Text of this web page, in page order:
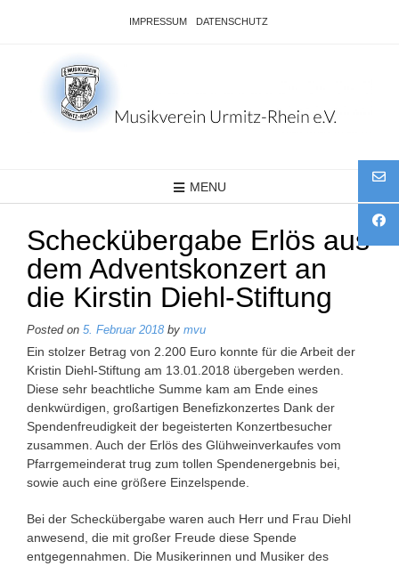
IMPRESSUM DATENSCHUTZ
MENU
Scheckübergabe Erlös aus
dem Adventskonzert an
die Kirstin Diehl-Stiftung
Posted on 5. Februar 2018 by mvu
Ein stolzer Betrag von 2.200 Euro konnte für die Arbeit der
Kristin Diehl-Stiftung am 13.01.2018 übergeben werden.
Diese sehr beachtliche Summe kam am Ende eines
denkwürdigen, großartigen Benefizkonzertes Dank der
Spendenfreudigkeit der begeisterten Konzertbesucher
zusammen. Auch der Erlös des Glühweinverkaufes vom
Pfarrgemeinderat trug zum tollen Spendenergebnis bei,
sowie auch eine größere Einzelspende.
Bei der Scheckübergabe waren auch Herr und Frau Diehl
anwesend, die mit großer Freude diese Spende
entgegennahmen. Die Musikerinnen und Musiker des